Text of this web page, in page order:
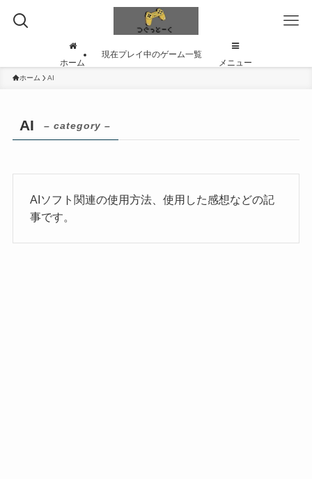
ホーム
現在プレイ中のゲーム一覧
メニュー
ホーム AI
AI – category –
AIソフト関連の使用方法、使用した感想などの記
事です。